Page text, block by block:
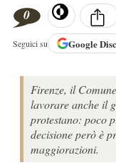
0
Seguici su Google
Firenze, il
lavorare anche il
protestano: poco
decisione però è
maggiorazioni.